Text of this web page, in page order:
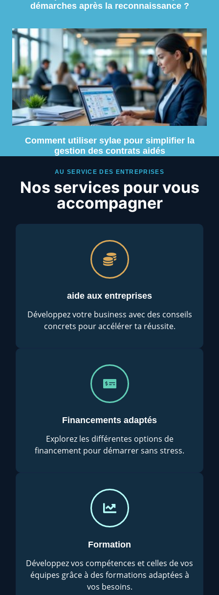
démarches après la reconnaissance ?
Comment utiliser sylae pour simplifier la
gestion des contrats aidés
AU SERVICE DES ENTREPRISES
Nos services pour vous
accompagner
aide aux entreprises
Développez votre business avec des conseils
concrets pour accélérer ta réussite.
Financements adaptés
Explorez les différentes options de
financement pour démarrer sans stress.
Formation
Développez vos compétences et celles de vos
équipes grâce à des formations adaptées à
vos besoins.